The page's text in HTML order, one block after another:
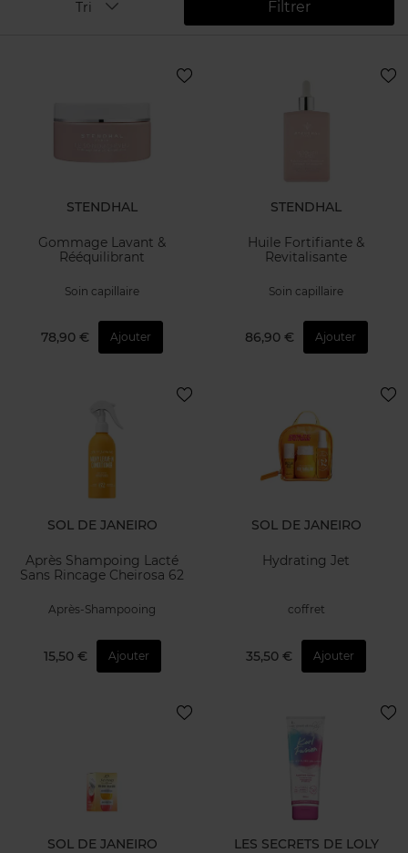
Filtrer
Tri
STENDHAL
Gommage Lavant &
Rééquilibrant
Soin capillaire
78,90 € Ajouter
STENDHAL
Huile Fortifiante &
Revitalisante
Soin capillaire
86,90 € Ajouter
SOL DE JANEIRO
Après Shampoing Lacté
Sans Rincage Cheirosa 62
Après-Shampooing
15,50 € Ajouter
SOL DE JANEIRO
Hydrating Jet
coffret
35,50 € Ajouter
SOL DE JANEIRO LES SECRETS DE LOLY